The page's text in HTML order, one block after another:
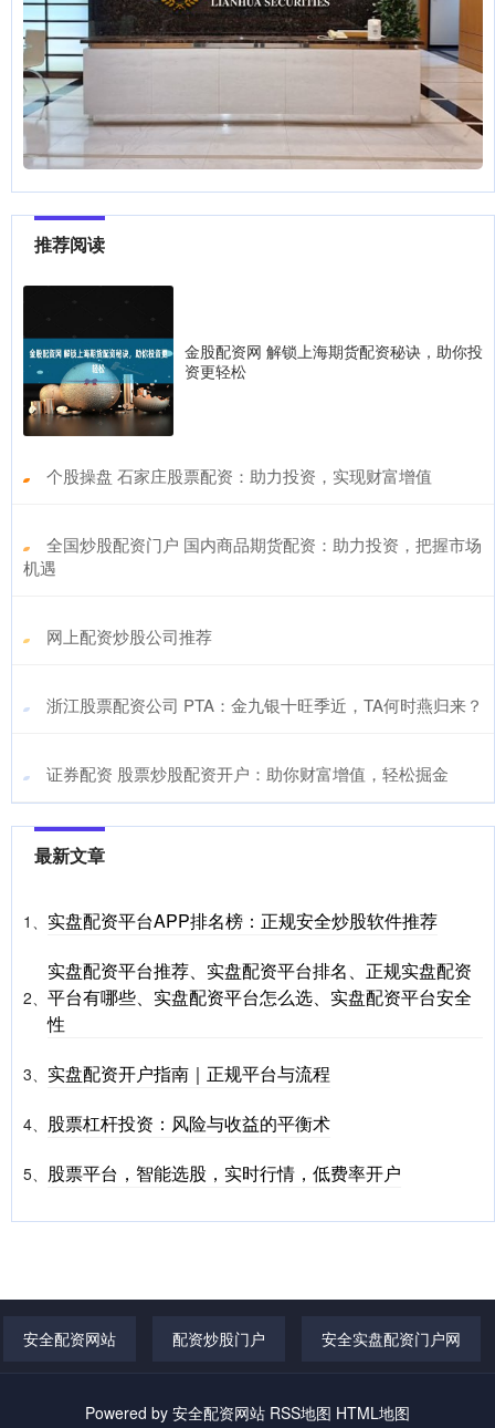
推荐阅读
金股配资网 解锁上海期货配资秘诀，助你投
资更轻松
​个股操盘 石家庄股票配资：助力投资，实现财富增值
​全国炒股配资门户 国内商品期货配资：助力投资，把握市场
机遇
​网上配资炒股公司推荐
​浙江股票配资公司 PTA：金九银十旺季近，TA何时燕归来？
​证券配资 股票炒股配资开户：助你财富增值，轻松掘金
最新文章
1、 实盘配资平台APP排名榜：正规安全炒股软件推荐
2、
实盘配资平台推荐、实盘配资平台排名、正规实盘配资
平台有哪些、实盘配资平台怎么选、实盘配资平台安全
性
3、 实盘配资开户指南｜正规平台与流程
4、 股票杠杆投资：风险与收益的平衡术
5、 股票平台，智能选股，实时行情，低费率开户
安全配资网站 配资炒股门户 安全实盘配资门户网
Powered by 安全配资网站 RSS地图 HTML地图